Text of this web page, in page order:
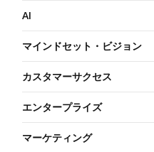
AI
マインドセット・ビジョン
カスタマーサクセス
エンタープライズ
マーケティング